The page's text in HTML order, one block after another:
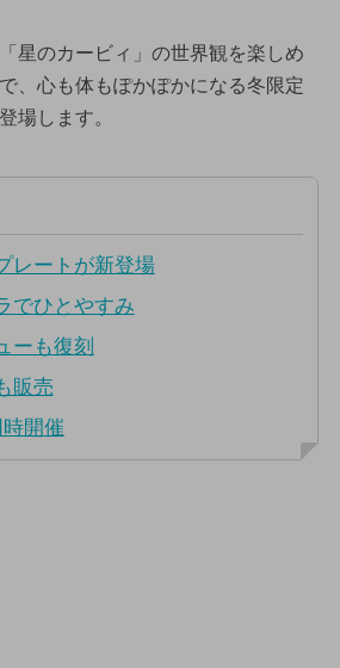
星のカービィ」の世界観を楽しめ
、心も体もぽかぽかになる冬限定
場します。
レートが新登場
でひとやすみ
ーも復刻
販売
開催